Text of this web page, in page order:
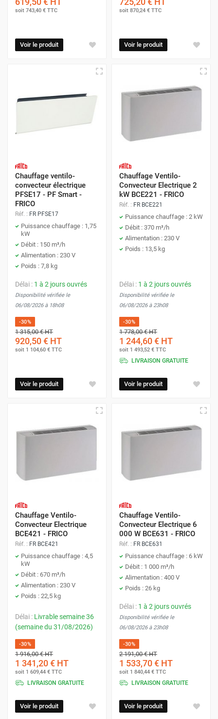
soit 743,40 € TTC
Voir le produit
soit 870,24 € TTC
Voir le produit
Chauffage ventilo-
convecteur électrique
PFSE17 - PF Smart -
FRICO
Réf. : FR PFSE17
Puissance chauffage : 1,75
kW
Débit : 150 m³/h
Alimentation : 230 V
Poids : 7,8 kg
Délai : 1 à 2 jours ouvrés
Disponibilité vérifiée le
06/08/2026 à 18h08
-30%
1 315,00 €HT
920,50 € HT
soit 1 104,60 € TTC
Voir le produit
Chauffage Ventilo-
Convecteur Electrique 2
kW BCE221 - FRICO
Réf. : FR BCE221
Puissance chauffage : 2 kW
Débit : 370 m³/h
Alimentation : 230 V
Poids : 13,5 kg
Délai : 1 à 2 jours ouvrés
Disponibilité vérifiée le
06/08/2026 à 23h08
-30%
1 778,00 €HT
1 244,60 € HT
soit 1 493,52 € TTC
LIVRAISON GRATUITE
Voir le produit
Chauffage Ventilo-
Convecteur Electrique
BCE421 - FRICO
Réf. : FR BCE421
Puissance chauffage : 4,5
kW
Débit : 670 m³/h
Alimentation : 230 V
Poids : 22,5 kg
Délai : Livrable semaine 36
(semaine du 31/08/2026)
-30%
1 916,00 €HT
1 341,20 € HT
soit 1 609,44 € TTC
LIVRAISON GRATUITE
Voir le produit
Chauffage Ventilo-
Convecteur Electrique 6
000 W BCE631 - FRICO
Réf. : FR BCE631
Puissance chauffage : 6 kW
Débit : 1 000 m³/h
Alimentation : 400 V
Poids : 26 kg
Délai : 1 à 2 jours ouvrés
Disponibilité vérifiée le
06/08/2026 à 23h08
-30%
2 191,00 €HT
1 533,70 € HT
soit 1 840,44 € TTC
LIVRAISON GRATUITE
Voir le produit